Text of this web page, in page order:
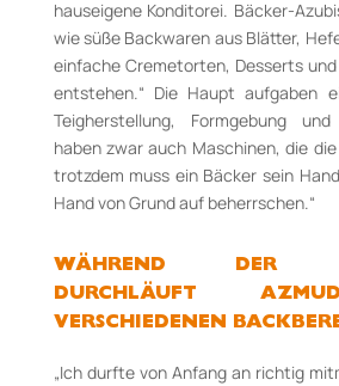
hauseigene Konditorei. Bäcker-
wie süße Backwaren aus Blätter,
einfache Cremetorten, Desserts
entstehen.“ Die Haupt aufgaben
Teigherstellung, Formgebung
haben zwar auch Maschinen, die
trotzdem muss ein Bäcker sein
Hand von Grund auf beherrschen.“
WÄHREND DER
DURCHLÄUFT
VERSCHIEDENEN
„Ich durfte von Anfang an richtig